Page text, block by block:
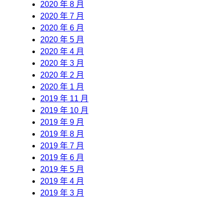
2020 年 8 月
2020 年 7 月
2020 年 6 月
2020 年 5 月
2020 年 4 月
2020 年 3 月
2020 年 2 月
2020 年 1 月
2019 年 11 月
2019 年 10 月
2019 年 9 月
2019 年 8 月
2019 年 7 月
2019 年 6 月
2019 年 5 月
2019 年 4 月
2019 年 3 月